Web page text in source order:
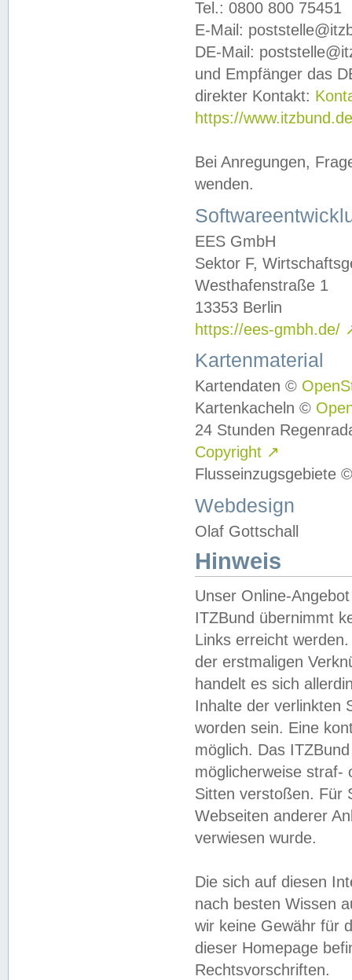
Tel.: 0800 800 75451
E-Mail:
DE-Mail:
und Empfänger das
direkter Kontakt:
https://
Bei Anregungen,
wenden.
EES GmbH
Sektor F,
Westhafenstraße 1
13353 Berlin
https://ees-gmbh.de/
Kartenmaterial
Kartendaten ©
Kartenkacheln ©
24 Stunden
Copyright ↗
Flusseinzugsgebiete
Webdesign
Olaf Gottschall
Hinweis
Unser Online-
ITZBund übernimmt
Links erreicht
der erstmaligen
handelt es sich
Inhalte der verlinkten
worden sein. Eine
möglich. Das
möglicherweise straf-
Sitten verstoßen. Für
Webseiten anderer
verwiesen wurde.
Die sich auf diesen
nach besten Wissen
wir keine Gewähr für
dieser Homepage
Rechtsvorschriften.